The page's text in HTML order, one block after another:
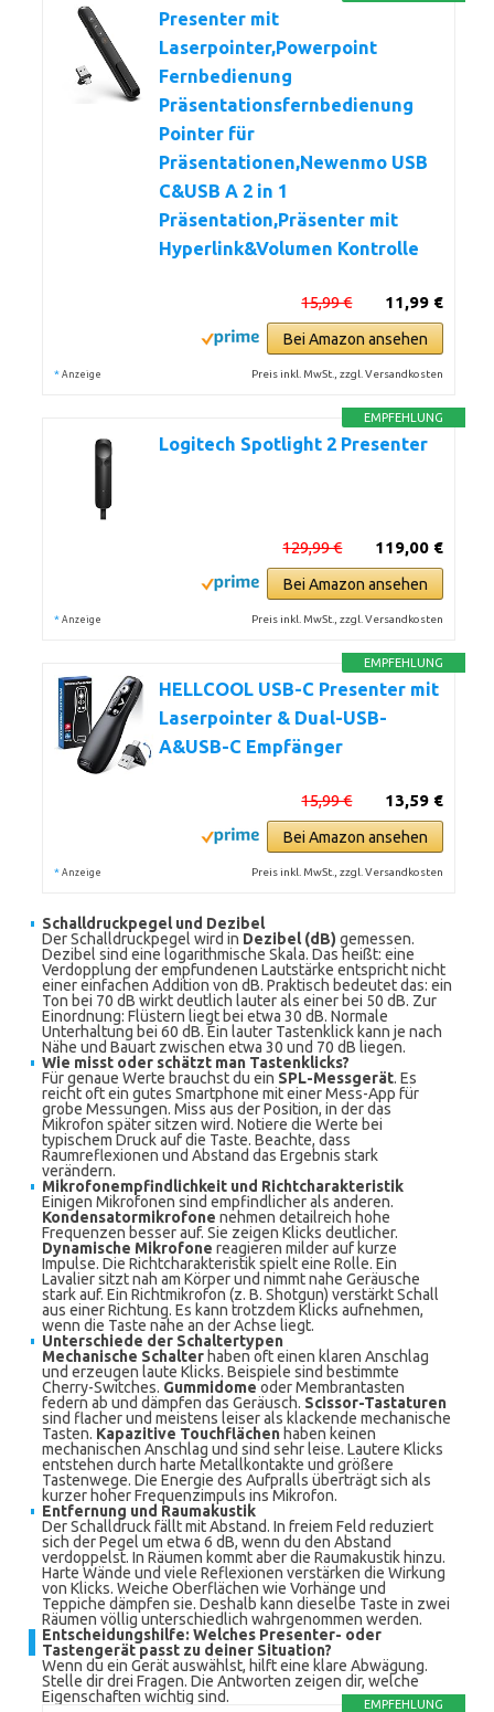
Presenter mit
Laserpointer,Powerpoint
Fernbedienung
Präsentationsfernbedienung
Pointer für
Präsentationen,Newenmo USB
C&USB A 2 in 1
Präsentation,Präsenter mit
Hyperlink&Volumen Kontrolle
11,99 €
15,99 €
Bei Amazon ansehen
* Anzeige Preis inkl. MwSt., zzgl. Versandkosten
EMPFEHLUNG
Logitech Spotlight 2 Presenter
119,00 €
129,99 €
Bei Amazon ansehen
* Anzeige Preis inkl. MwSt., zzgl. Versandkosten
EMPFEHLUNG
HELLCOOL USB-C Presenter mit
Laserpointer & Dual-USB-
A&USB-C Empfänger
13,59 €
15,99 €
Bei Amazon ansehen
* Anzeige Preis inkl. MwSt., zzgl. Versandkosten
Schalldruckpegel und Dezibel
Der Schalldruckpegel wird in Dezibel (dB) gemessen.
Dezibel sind eine logarithmische Skala. Das heißt: eine
Verdopplung der empfundenen Lautstärke entspricht nicht
einer einfachen Addition von dB. Praktisch bedeutet das: ein
Ton bei 70 dB wirkt deutlich lauter als einer bei 50 dB. Zur
Einordnung: Flüstern liegt bei etwa 30 dB. Normale
Unterhaltung bei 60 dB. Ein lauter Tastenklick kann je nach
Nähe und Bauart zwischen etwa 30 und 70 dB liegen.
Wie misst oder schätzt man Tastenklicks?
Für genaue Werte brauchst du ein SPL-Messgerät. Es
reicht oft ein gutes Smartphone mit einer Mess-App für
grobe Messungen. Miss aus der Position, in der das
Mikrofon später sitzen wird. Notiere die Werte bei
typischem Druck auf die Taste. Beachte, dass
Raumreflexionen und Abstand das Ergebnis stark
verändern.
Mikrofonempfindlichkeit und Richtcharakteristik
Einigen Mikrofonen sind empfindlicher als anderen.
Kondensatormikrofone nehmen detailreich hohe
Frequenzen besser auf. Sie zeigen Klicks deutlicher.
Dynamische Mikrofone reagieren milder auf kurze
Impulse. Die Richtcharakteristik spielt eine Rolle. Ein
Lavalier sitzt nah am Körper und nimmt nahe Geräusche
stark auf. Ein Richtmikrofon (z. B. Shotgun) verstärkt Schall
aus einer Richtung. Es kann trotzdem Klicks aufnehmen,
wenn die Taste nahe an der Achse liegt.
Unterschiede der Schaltertypen
Mechanische Schalter haben oft einen klaren Anschlag
und erzeugen laute Klicks. Beispiele sind bestimmte
Cherry-Switches. Gummidome oder Membrantasten
federn ab und dämpfen das Geräusch. Scissor-Tastaturen
sind flacher und meistens leiser als klackende mechanische
Tasten. Kapazitive Touchflächen haben keinen
mechanischen Anschlag und sind sehr leise. Lautere Klicks
entstehen durch harte Metallkontakte und größere
Tastenwege. Die Energie des Aufpralls überträgt sich als
kurzer hoher Frequenzimpuls ins Mikrofon.
Entfernung und Raumakustik
Der Schalldruck fällt mit Abstand. In freiem Feld reduziert
sich der Pegel um etwa 6 dB, wenn du den Abstand
verdoppelst. In Räumen kommt aber die Raumakustik hinzu.
Harte Wände und viele Reflexionen verstärken die Wirkung
von Klicks. Weiche Oberflächen wie Vorhänge und
Teppiche dämpfen sie. Deshalb kann dieselbe Taste in zwei
Räumen völlig unterschiedlich wahrgenommen werden.
Entscheidungshilfe: Welches Presenter- oder
Tastengerät passt zu deiner Situation?
Wenn du ein Gerät auswählst, hilft eine klare Abwägung.
Stelle dir drei Fragen. Die Antworten zeigen dir, welche
Eigenschaften wichtig sind.
EMPFEHLUNG